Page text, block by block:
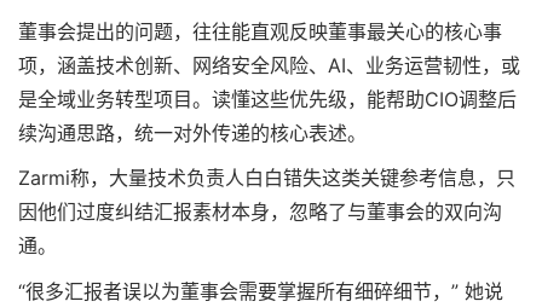
董事会提出的问题，往往能直观反映董事最关心的核心事
项，涵盖技术创新、网络安全风险、AI、业务运营韧性，或
是全域业务转型项目。读懂这些优先级，能帮助CIO调整后
续沟通思路，统一对外传递的核心表述。
Zarmi称，大量技术负责人白白错失这类关键参考信息，只
因他们过度纠结汇报素材本身，忽略了与董事会的双向沟
通。
“很多汇报者误以为董事会需要掌握所有细碎细节，” 她说